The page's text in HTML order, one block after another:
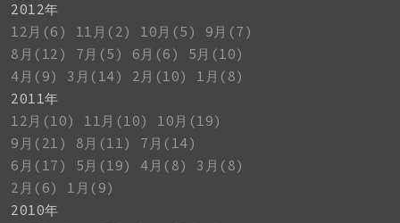
2012年
12月(6)
11月(2) 10月(5)
9月(7)
8月(12)
7月(5) 6月(6)
5月(10)
4月(9)
3月(14) 2月(10)
1月(8)
2011年
12月(10)
11月(10)
10月(19)
9月(21)
8月(11)
7月(14)
6月(17)
5月(19) 4月(8)
3月(8)
2月(6)
1月(9)
2010年